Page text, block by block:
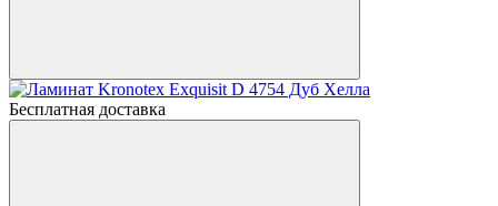
Бесплатная доставка